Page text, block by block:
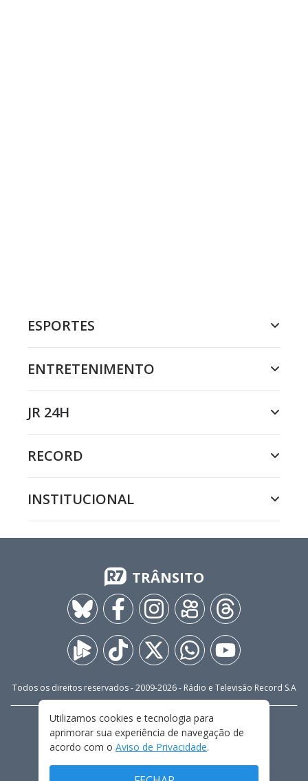
ESPORTES
ENTRETENIMENTO
JR 24H
RECORD
INSTITUCIONAL
TRÂNSITO
Todos os direitos reservados - 2009-2026- Rádio e Televisão Record S.A
FALE CONOSCO
PRIVACIDADE
TERMOS E CONDIÇÕES DE USO
Utilizamos cookies e tecnologia para
aprimorar sua experiência de navegação de
acordo com o Aviso de Privacidade.